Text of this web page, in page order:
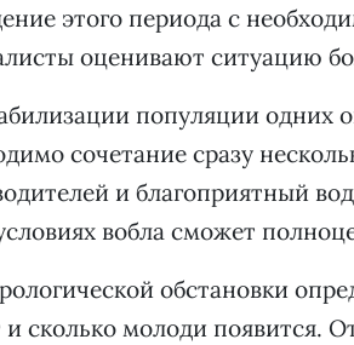
этого периода с
оценивают ситуацию
популяции одних
сочетание сразу
и благоприятный
вобла сможет
обстановки
и сколько молоди появится.